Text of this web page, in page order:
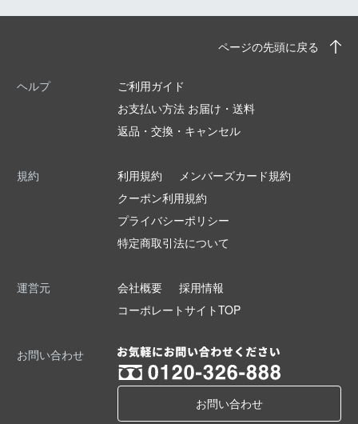
ページの先頭に戻る
ヘルプ
ご利用ガイド
お支払い方法 お届け・送料
返品・交換・キャンセル
規約 利用規約
メンバーズカード規約
クーポン利用規約
プライバシーポリシー
特定商取引法について
運営元 会社概要
採用情報
コーポレートサイトTOP
お問い合わせ
お問い合わせ